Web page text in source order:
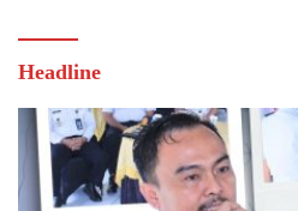
Headline